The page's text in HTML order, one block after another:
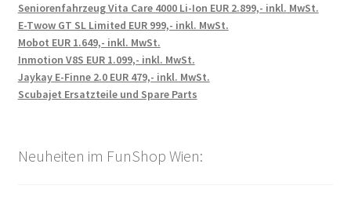
Seniorenfahrzeug Vita Care 4000 Li-Ion EUR 2.899,- inkl. MwSt.
E-Twow GT SL Limited EUR 999,- inkl. MwSt.
Mobot EUR 1.649,- inkl. MwSt.
Inmotion V8S EUR 1.099,- inkl. MwSt.
Jaykay E-Finne 2.0 EUR 479,- inkl. MwSt.
Scubajet Ersatzteile und Spare Parts
Neuheiten im FunShop Wien: